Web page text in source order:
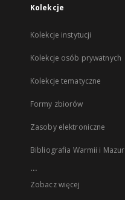
Kolekcje
Kolekcje instytucji
Kolekcje osób prywatnych
Kolekcje tematyczne
Formy zbiorów
Zasoby elektroniczne
Bibliografia Warmii i Mazur
...
Zobacz więcej